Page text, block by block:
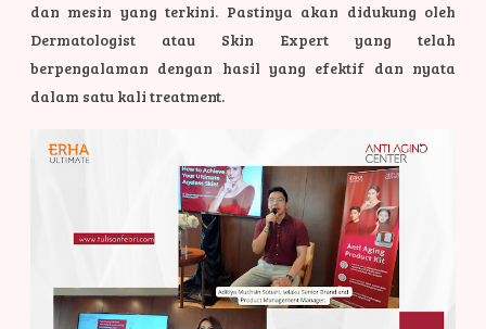
dan mesin yang terkini. Pastinya akan didukung oleh
Dermatologist atau Skin Expert yang telah
berpengalaman dengan hasil yang efektif dan nyata
dalam satu kali treatment.